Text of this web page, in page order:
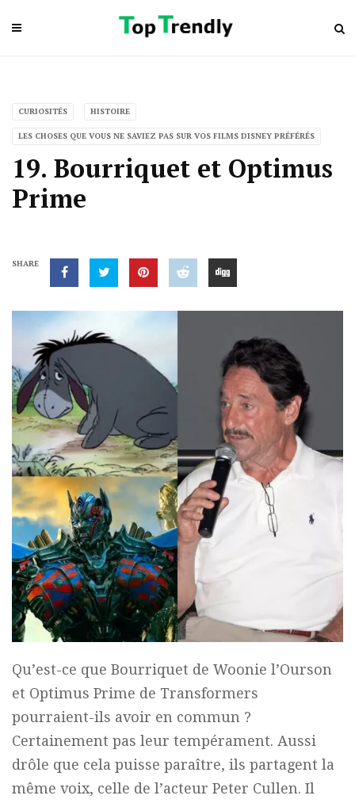
CURIOSITÉS HISTOIRE
LES CHOSES QUE VOUS NE SAVIEZ PAS SUR VOS FILMS DISNEY PRÉFÉRÉS
19. Bourriquet et Optimus
Prime
SHARE
Qu’est-ce que Bourriquet de Woonie l’Ourson
et Optimus Prime de Transformers
pourraient-ils avoir en commun ?
Certainement pas leur tempérament. Aussi
drôle que cela puisse paraître, ils partagent la
même voix, celle de l’acteur Peter Cullen. Il